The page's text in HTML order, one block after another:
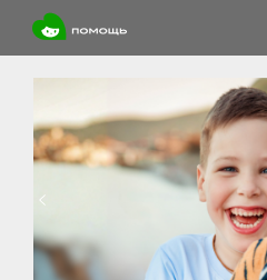
Информация о
Фотографии